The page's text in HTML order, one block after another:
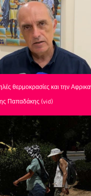
θερμοκρασίες και την
Παπαδάκης (vid)